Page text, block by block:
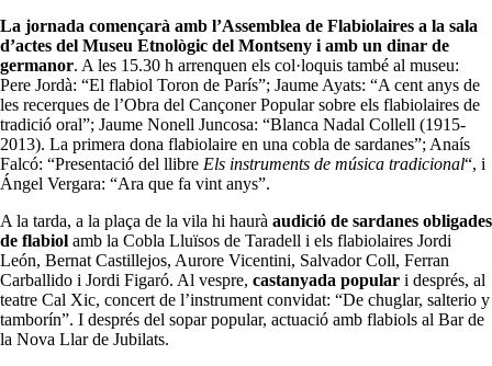
La jornada començarà amb l’Assemblea de Flabiolaires a la sala
d’actes del Museu Etnològic del Montseny i amb un dinar de
germanor. A les 15.30 h arrenquen els col·loquis també al museu:
Pere Jordà: “El flabiol Toron de París”; Jaume Ayats: “A cent anys de
les recerques de l’Obra del Cançoner Popular sobre els flabiolaires de
tradició oral”; Jaume Nonell Juncosa: “Blanca Nadal Collell (1915-
2013). La primera dona flabiolaire en una cobla de sardanes”; Anaís
Falcó: “Presentació del llibre Els instruments de música tradicional“, i
Ángel Vergara: “Ara que fa vint anys”.
A la tarda, a la plaça de la vila hi haurà audició de sardanes obligades
de flabiol amb la Cobla Lluïsos de Taradell i els flabiolaires Jordi
León, Bernat Castillejos, Aurore Vicentini, Salvador Coll, Ferran
Carballido i Jordi Figaró. Al vespre, castanyada popular i després, al
teatre Cal Xic, concert de l’instrument convidat: “De chuglar, salterio y
tamborín”. I després del sopar popular, actuació amb flabiols al Bar de
la Nova Llar de Jubilats.